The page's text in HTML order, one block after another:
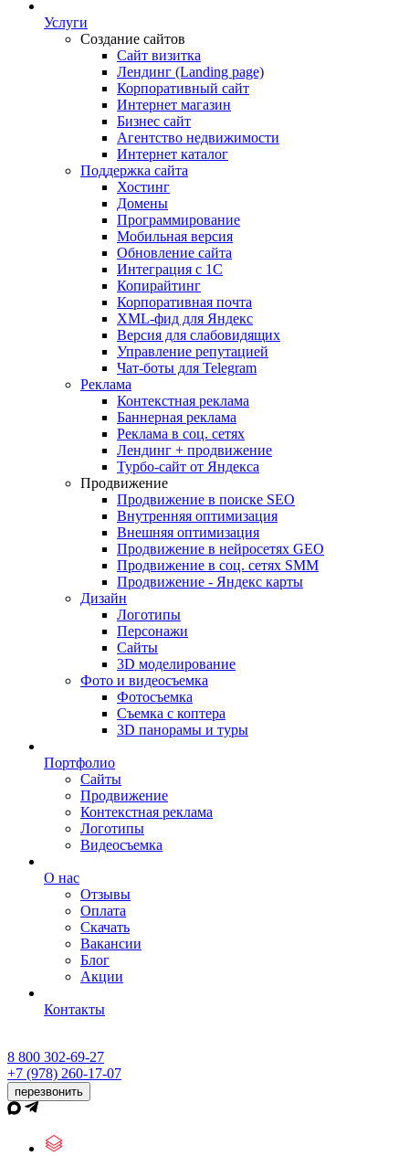
Услуги
Создание сайтов
Сайт визитка
Лендинг (Landing page)
Корпоративный сайт
Интернет магазин
Бизнес сайт
Агентство недвижимости
Интернет каталог
Поддержка сайта
Хостинг
Домены
Программирование
Мобильная версия
Обновление сайта
Интеграция с 1С
Копирайтинг
Корпоративная почта
XML-фид для Яндекс
Версия для слабовидящих
Управление репутацией
Чат-боты для Telegram
Реклама
Контекстная реклама
Баннерная реклама
Реклама в соц. сетях
Лендинг + продвижение
Турбо-сайт от Яндекса
Продвижение
Продвижение в поиске SEO
Внутренняя оптимизация
Внешняя оптимизация
Продвижение в нейросетях GEO
Продвижение в соц. сетях SMM
Продвижение - Яндекс карты
Дизайн
Логотипы
Персонажи
Сайты
3D моделирование
Фото и видеосъемка
Фотосъемка
Съемка с коптера
3D панорамы и туры
Портфолио
Сайты
Продвижение
Контекстная реклама
Логотипы
Видеосъемка
О нас
Отзывы
Оплата
Скачать
Вакансии
Блог
Акции
Контакты
8 800 302-69-27
+7 (978) 260-17-07
перезвонить